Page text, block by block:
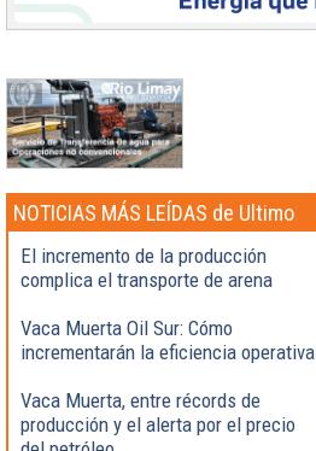
NOTICIAS MÁS LEÍDAS de Ultimo
momento
El incremento de la producción
complica el transporte de arena
Vaca Muerta Oil Sur: Cómo
incrementarán la eficiencia operativa
Vaca Muerta, entre récords de
producción y el alerta por el precio